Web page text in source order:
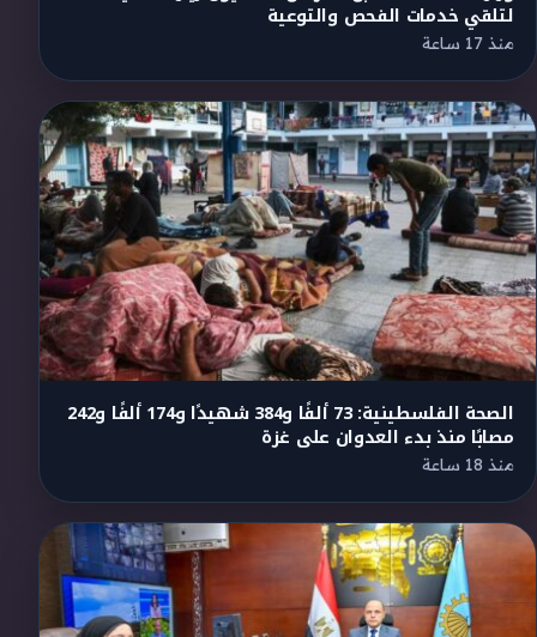
لتلقي خدمات الفحص والتوعية
منذ 17 ساعة
الصحة الفلسطينية: 73 ألفًا و384 شهيدًا و174 ألفًا و242
مصابًا منذ بدء العدوان على غزة
منذ 18 ساعة